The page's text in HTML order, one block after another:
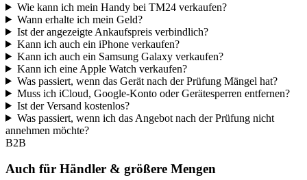
Wie kann ich mein Handy bei TM24 verkaufen?
Wann erhalte ich mein Geld?
Ist der angezeigte Ankaufspreis verbindlich?
Kann ich auch ein iPhone verkaufen?
Kann ich auch ein Samsung Galaxy verkaufen?
Kann ich eine Apple Watch verkaufen?
Was passiert, wenn das Gerät nach der Prüfung Mängel hat?
Muss ich iCloud, Google-Konto oder Gerätesperren entfernen?
Ist der Versand kostenlos?
Was passiert, wenn ich das Angebot nach der Prüfung nicht
annehmen möchte?
B2B
Auch für Händler & größere Mengen